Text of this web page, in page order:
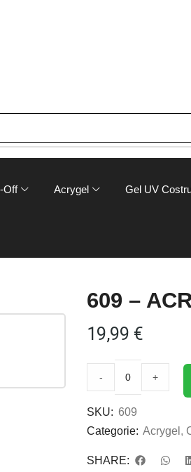
Off Acrygel Gel UV
609 –
19,99 €
- +
SKU: 609
Categorie: Acrygel ,
SHARE: